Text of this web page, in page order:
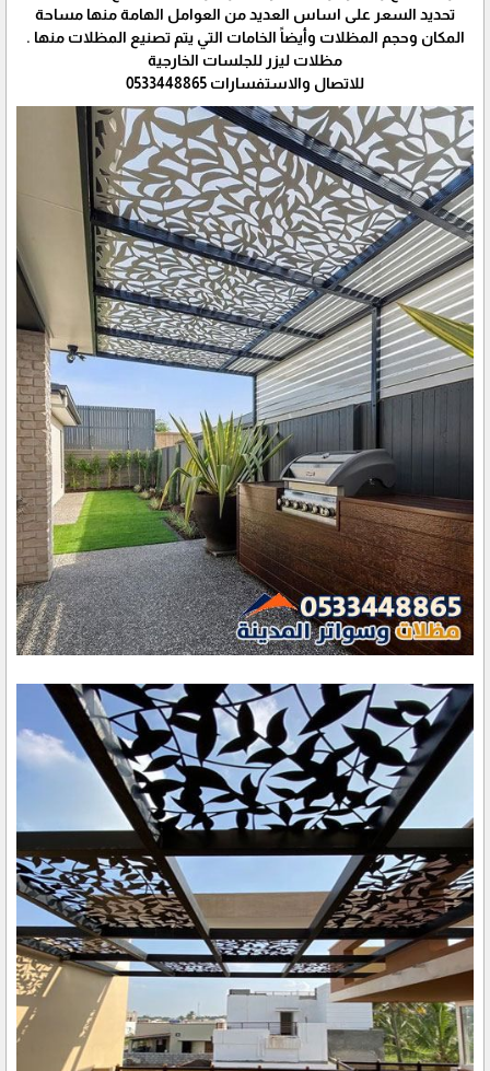
تحديد السعر على اساس العديد من العوامل الهامة منها مساحة
المكان وحجم المظلات وأيضاً الخامات التي يتم تصنيع المظلات منها .
مظلات ليزر للجلسات الخارجية
للاتصال والاستفسارات 0533448865